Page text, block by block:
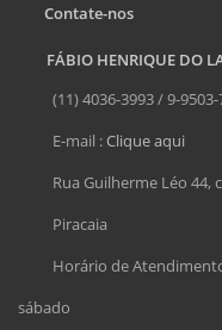
Contate-nos
FÁBIO HENRIQUE DO
(11) 4036-3993 / 9-
E-mail :Clique aqui
Rua Guilherme Léo 44,
Piracaia
Horário de
sábado